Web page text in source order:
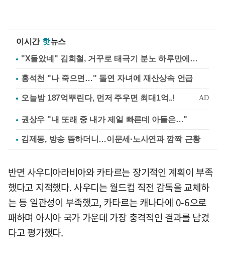
이시간 핫뉴스
"X돌았네" 김희철, 거꾸로 태극기 분노 하루만에…
홍석천 "나 죽으면…" 돌연 자녀에 재산상속 언급
권상우 "내 또래 중 내가 제일 빠른데 아들은…"
김제동, 방송 뜸하더니…이문세·노사연과 깜짝 근황
반면 사우디아라비아와 카타르는 장기적인 계획이 부족
했다고 지적했다. 사우디는 월드컵 직전 감독을 교체하
는 등 일관성이 부족했고, 카타르는 캐나다에 0-6으로
패하며 아시아 국가 가운데 가장 충격적인 결과를 남겼
다고 평가했다.